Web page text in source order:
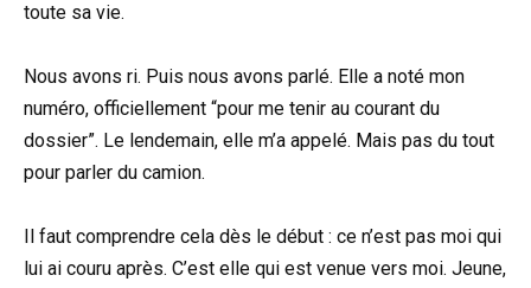
toute sa vie.
Nous avons ri. Puis nous avons parlé. Elle a noté mon
numéro, officiellement “pour me tenir au courant du
dossier”. Le lendemain, elle m’a appelé. Mais pas du tout
pour parler du camion.
Il faut comprendre cela dès le début : ce n’est pas moi qui
lui ai couru après. C’est elle qui est venue vers moi. Jeune,